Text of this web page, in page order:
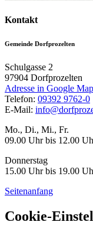
Kontakt
Gemeinde Dorfprozelten
Schulgasse 2
97904 Dorfprozelten
Adresse in Google
Telefon: 09392 9762-0
E-Mail:
Mo., Di., Mi., Fr.
09.00 Uhr bis 12.00
Donnerstag
15.00 Uhr bis 19.00
Seitenanfang
Cookie-